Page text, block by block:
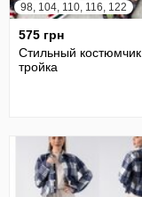
98, 104, 110, 116, 122
575 грн
Стильный костюмчик
тройка